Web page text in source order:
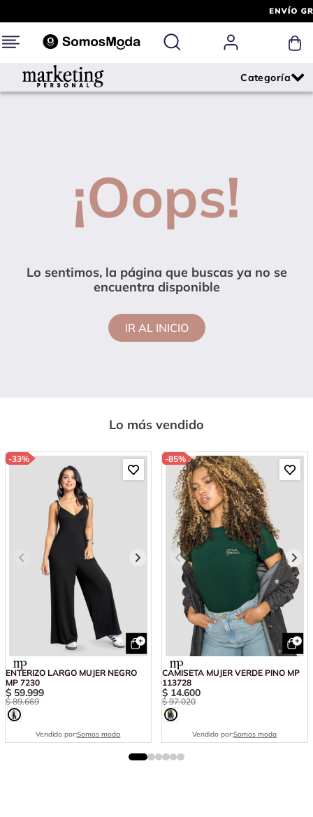
¡Oops!
Lo sentimos, la página que buscas ya no se
encuentra disponible
IR AL INICIO
Lo más vendido
-33%
ENTERIZO LARGO MUJER NEGRO
MP 7230
$ 59.999
$ 89.669
Vendido por:Somos moda
-85%
CAMISETA MUJER VERDE PINO MP
113728
$ 14.600
$ 97.020
Vendido por:Somos moda